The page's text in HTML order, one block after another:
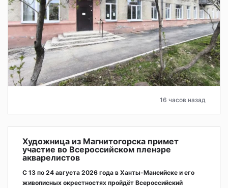
16 часов назад
Художница из Магнитогорска примет
участие во Всероссийском пленэре
акварелистов
С 13 по 24 августа 2026 года в Ханты-Мансийске и его
живописных окрестностях пройдёт Всероссийский